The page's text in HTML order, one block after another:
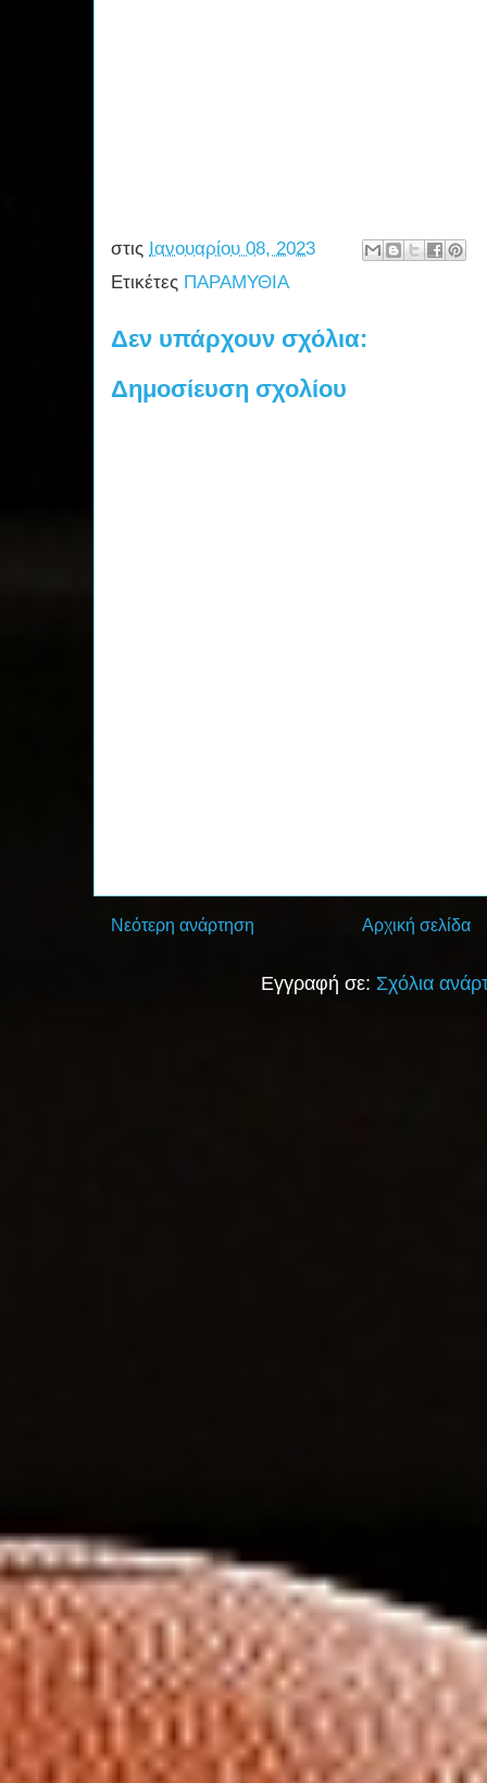
στις Ιανουαρίου 08, 2023
Ετικέτες ΠΑΡΑΜΥΘΙΑ
Δεν υπάρχουν σχόλια:
Δημοσίευση σχολίου
Νεότερη ανάρτηση Αρχική σελίδα
Εγγραφή σε: Σχόλια